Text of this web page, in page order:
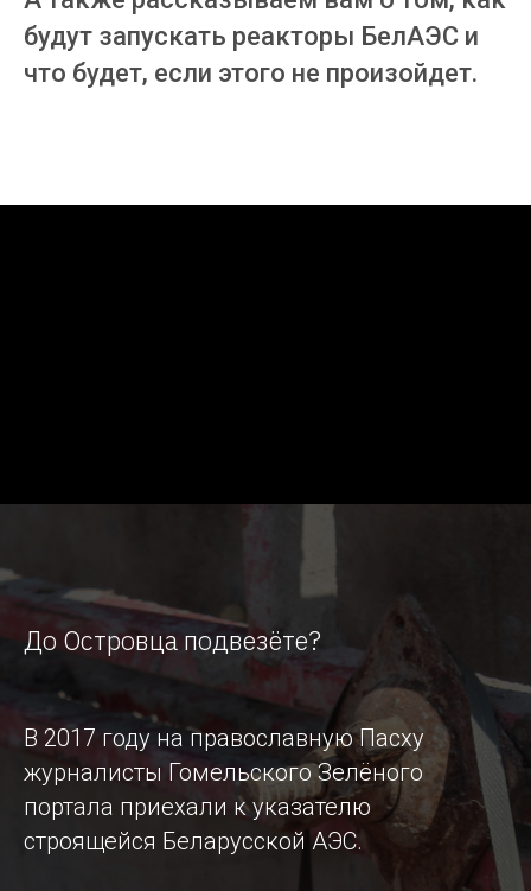
будут запускать реакторы БелАЭС и
что будет, если этого не произойдет.
До Островца подвезёте?
В 2017 году на православную Пасху
журналисты Гомельского Зелёного
портала приехали к указателю
строящейся Беларусской АЭС.